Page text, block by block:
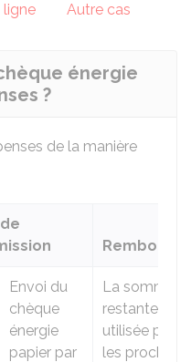
ligne Autre cas
énergie
?
de la manière
Envoi du
chèque
énergie
papier par
La somme
restante est
utilisée pour
les